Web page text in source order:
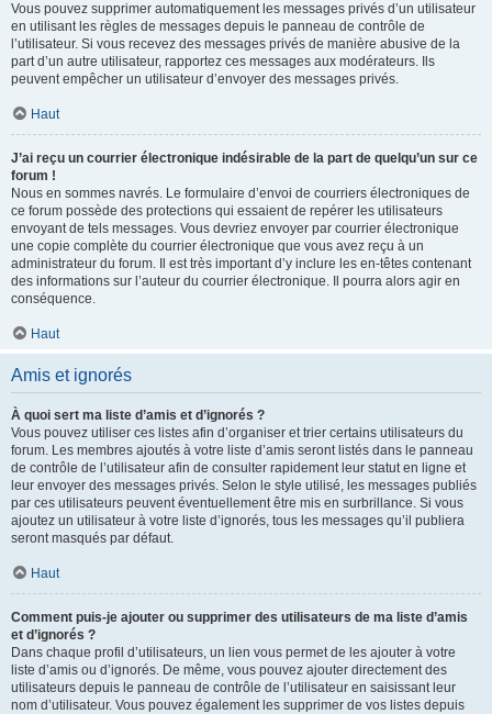
Vous pouvez supprimer automatiquement les messages privés d’un utilisateur
en utilisant les règles de messages depuis le panneau de contrôle de
l’utilisateur. Si vous recevez des messages privés de manière abusive de la
part d’un autre utilisateur, rapportez ces messages aux modérateurs. Ils
peuvent empêcher un utilisateur d’envoyer des messages privés.
Haut
J’ai reçu un courrier électronique indésirable de la part de quelqu’un sur ce
forum !
Nous en sommes navrés. Le formulaire d’envoi de courriers électroniques de
ce forum possède des protections qui essaient de repérer les utilisateurs
envoyant de tels messages. Vous devriez envoyer par courrier électronique
une copie complète du courrier électronique que vous avez reçu à un
administrateur du forum. Il est très important d’y inclure les en-têtes contenant
des informations sur l’auteur du courrier électronique. Il pourra alors agir en
conséquence.
Haut
Amis et ignorés
À quoi sert ma liste d’amis et d’ignorés ?
Vous pouvez utiliser ces listes afin d’organiser et trier certains utilisateurs du
forum. Les membres ajoutés à votre liste d’amis seront listés dans le panneau
de contrôle de l’utilisateur afin de consulter rapidement leur statut en ligne et
leur envoyer des messages privés. Selon le style utilisé, les messages publiés
par ces utilisateurs peuvent éventuellement être mis en surbrillance. Si vous
ajoutez un utilisateur à votre liste d’ignorés, tous les messages qu’il publiera
seront masqués par défaut.
Haut
Comment puis-je ajouter ou supprimer des utilisateurs de ma liste d’amis
et d’ignorés ?
Dans chaque profil d’utilisateurs, un lien vous permet de les ajouter à votre
liste d’amis ou d’ignorés. De même, vous pouvez ajouter directement des
utilisateurs depuis le panneau de contrôle de l’utilisateur en saisissant leur
nom d’utilisateur. Vous pouvez également les supprimer de vos listes depuis